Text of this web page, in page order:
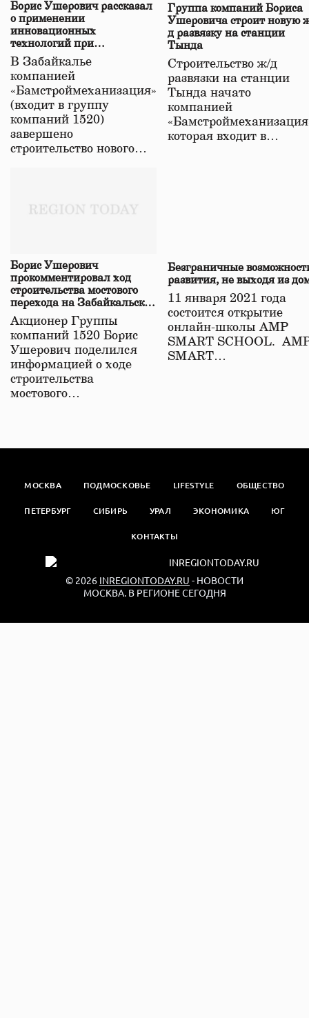
Борис Ушерович рассказал
о применении
инновационных
технологий при
строительстве нового моста
в Забайкалье
В Забайкалье
компанией
«Бамстроймеханизация»
(входит в группу
компаний 1520)
завершено
строительство нового…
Группа компаний Бориса
Ушеровича строит новую
д развязку на станции
Тында
Строительство ж/д
развязки на станции
Тында начато
компанией
которая входит в…
Борис Ушерович
прокомментировал ход
строительства мостового
перехода на Забайкальской
железной дороге
Акционер Группы
компаний 1520 Борис
Ушерович поделился
информацией о ходе
строительства
мостового…
Безграничные
развития, не выходя из
11 января 2021 года
состоится открытие
онлайн-школы АМР
SMART SCHOOL.
SMART…
МОСКВА ПОДМОСКОВЬЕ LIFESTYLE ОБЩЕСТВО
ПЕТЕРБУРГ СИБИРЬ УРАЛ ЭКОНОМИКА ЮГ
КОНТАКТЫ
© 2026 INREGIONTODAY.RU - НОВОСТИ
МОСКВА. В РЕГИОНЕ СЕГОДНЯ